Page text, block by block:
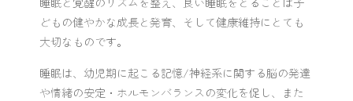
どもの健やかな成長と発育、そして健康維持にとても
大切なものです。
睡眠は、幼児期に起こる記憶/神経系に関する脳の発達
や情緒の安定・ホルモンバランスの変化を促し、また